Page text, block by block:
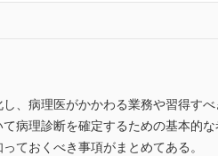
、病理医がかかわる業務や習得す
病理診断を確定するための基本的
ておくべき事項がまとめてある。